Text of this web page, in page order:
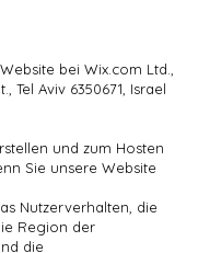
bei Wix.com Ltd.,
Tel Aviv 6350671 , Israel
und zum Hosten
Sie unsere Website
Nutzerverhalten, die
Region der
die